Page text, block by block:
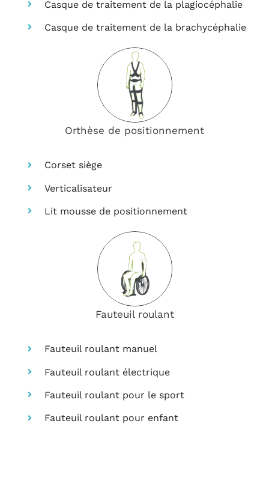
Casque de traitement de la plagiocéphalie
Casque de traitement de la brachycéphalie
Orthèse de positionnement
Corset siège
Verticalisateur
Lit mousse de positionnement
Fauteuil roulant
Fauteuil roulant manuel
Fauteuil roulant électrique
Fauteuil roulant pour le sport
Fauteuil roulant pour enfant